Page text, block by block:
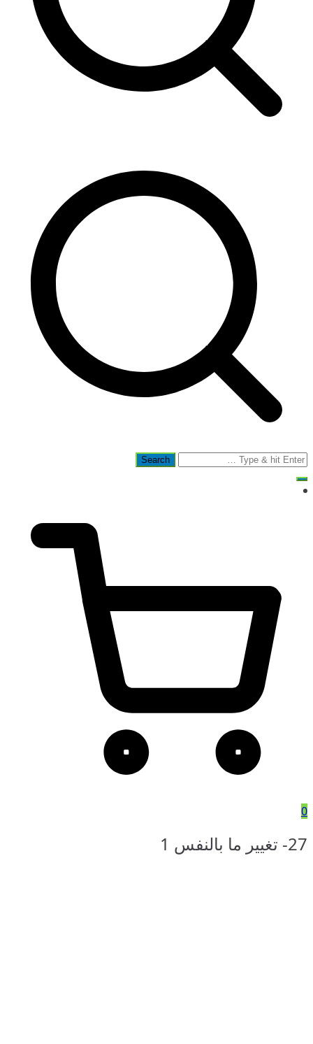
Search
for:
0
27- تغيير ما بالنفس 1